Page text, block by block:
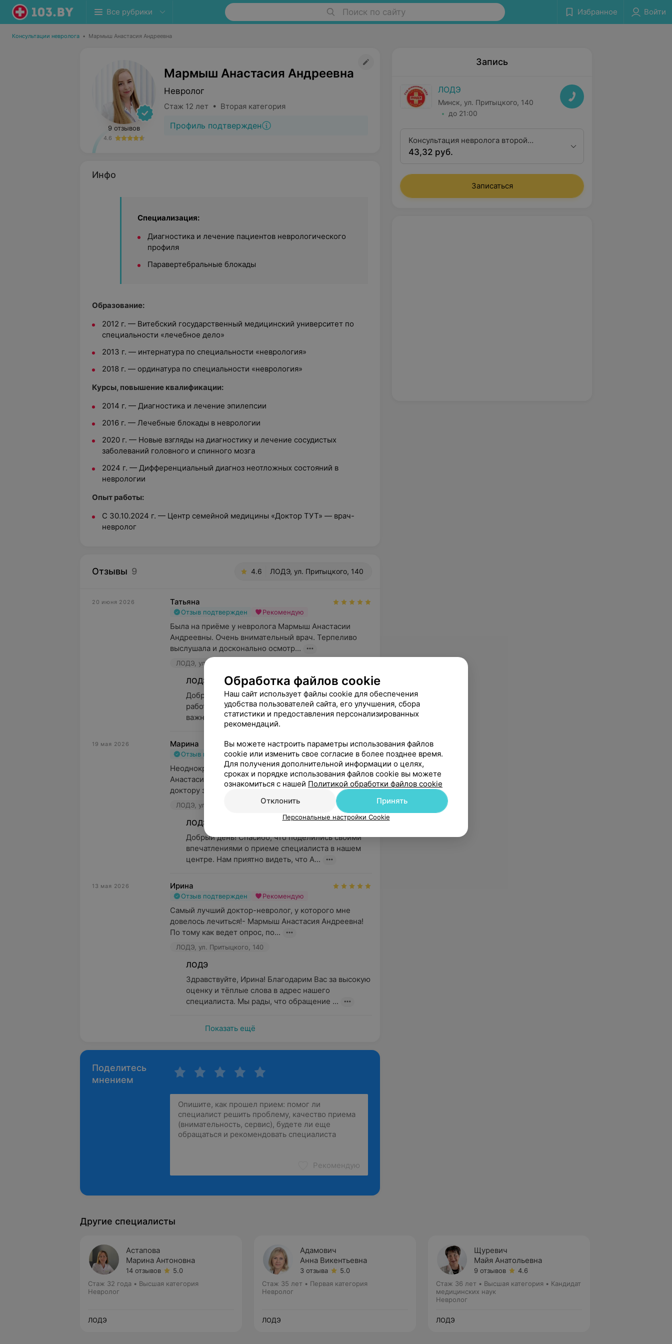
Все рубрики Поиск по сайту Избранное Войти
Консультации невролога • Мармыш Анастасия Андреевна
9 отзывов
4.6
Мармыш Анастасия Андреевна
Невролог
Стаж 12 лет • Вторая категория
Профиль подтвержден
Инфо
Специализация:
Диагностика и лечение пациентов неврологического
профиля
Паравертебральные блокады
Образование:
2012 г. — Витебский государственный медицинский университет по
специальности «лечебное дело»
2013 г. — интернатура по специальности «неврология»
2018 г. — ординатура по специальности «неврология»
Курсы, повышение квалификации:
2014 г. — Диагностика и лечение эпилепсии
2016 г. — Лечебные блокады в неврологии
2020 г. — Новые взгляды на диагностику и лечение сосудистых
заболеваний головного и спинного мозга
2024 г. — Дифференциальный диагноз неотложных состояний в
неврологии
Опыт работы:
С 30.10.2024 г. — Центр семейной медицины «Доктор ТУТ» — врач-
невролог
Отзывы 9 4.6 ЛОДЭ, ул. Притыцкого, 140
20 июня 2026 Татьяна
Отзыв подтвержден Рекомендую
Была на приёме у невролога Мармыш Анастасии
Андреевны. Очень внимательный врач. Терпеливо
выслушала и досконально осмотр...
ЛОДЭ, ул. Притыцкого, 140
ЛОДЭ
Добрый день, Татьяна! Благодарим Вас за отзыв о
работе специалиста нашего центра. Для нас
важно, чтобы пациенту была ока...
19 мая 2026 Марина
Отзыв подтвержден
Неоднократно обращалась к неврологу Мармыш
Анастасии Андреевне. Хочу выразить благодарность
доктору за её профессионализ...
ЛОДЭ, ул. Притыцкого, 140
ЛОДЭ
Добрый день! Спасибо, что поделились своими
впечатлениями о приеме специалиста в нашем
центре. Нам приятно видеть, что А...
13 мая 2026 Ирина
Отзыв подтвержден Рекомендую
Самый лучший доктор-невролог, у которого мне
довелось лечиться!- Мармыш Анастасия Андреевна!
По тому как ведет опрос, по...
ЛОДЭ, ул. Притыцкого, 140
ЛОДЭ
Здравствуйте, Ирина! Благодарим Вас за высокую
оценку и тёплые слова в адрес нашего
специалиста. Мы рады, что обращение ...
Показать ещё
Поделитесь
мнением
Рекомендую
Запись
ЛОДЭ
Минск, ул. Притыцкого, 140
до 21:00
Консультация невролога второй
квалификационной категории
43,32 руб.
Записаться
Другие специалисты
Астапова
Марина Антоновна
14 отзывов
5.0
Стаж 32 года • Высшая категория
Невролог
ЛОДЭ
Адамович
Анна Викентьевна
3 отзыва
5.0
Стаж 35 лет • Первая категория
Невролог
ЛОДЭ
Щуревич
Майя Анатольевна
9 отзывов
4.6
Стаж 36 лет • Высшая категория • Кандидат
медицинских наук
Невролог
ЛОДЭ
Обработка файлов cookie
Наш сайт использует файлы cookie для обеспечения
удобства пользователей сайта, его улучшения, сбора
статистики и предоставления персонализированных
рекомендаций.
Вы можете настроить параметры использования файлов
cookie или изменить свое согласие в более позднее время.
Для получения дополнительной информации о целях,
сроках и порядке использования файлов cookie вы можете
ознакомиться с нашей Политикой обработки файлов cookie
Отклонить
Принять
Персональные настройки Cookie